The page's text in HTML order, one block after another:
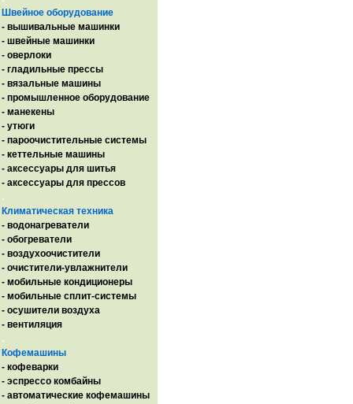
Швейное оборудование
- вышивальные машинки
- швейные машинки
- оверлоки
- гладильные прессы
- вязальные машины
- промышленное оборудование
- манекены
- утюги
- пароочистительные системы
- кеттельные машины
- аксессуары для шитья
- аксессуары для прессов
.
Климатическая техника
- водонагреватели
- обогреватели
- воздухоочистители
- очистители-увлажнители
- мобильные кондиционеры
- мобильные сплит-системы
- осушители воздуха
- вентиляция
.
Кофемашины
- кофеварки
- эспрессо комбайны
- автоматические кофемашины